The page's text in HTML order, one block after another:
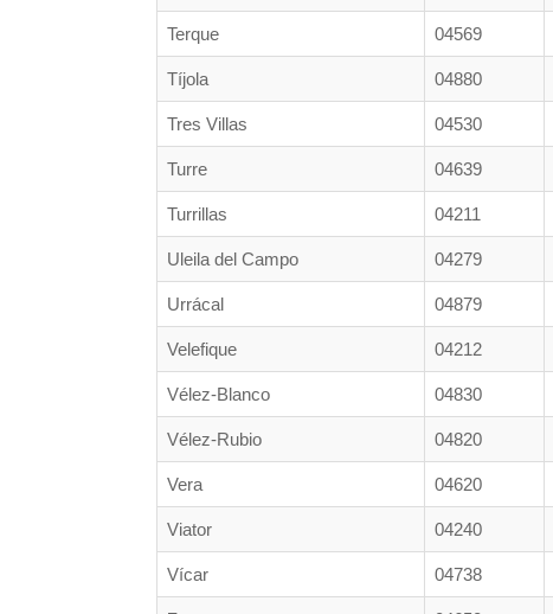
Terque 04569
Tíjola 04880
Tres Villas 04530
Turre 04639
Turrillas 04211
Uleila del Campo 04279
Urrácal 04879
Velefique 04212
Vélez-Blanco 04830
Vélez-Rubio 04820
Vera 04620
Viator 04240
Vícar 04738